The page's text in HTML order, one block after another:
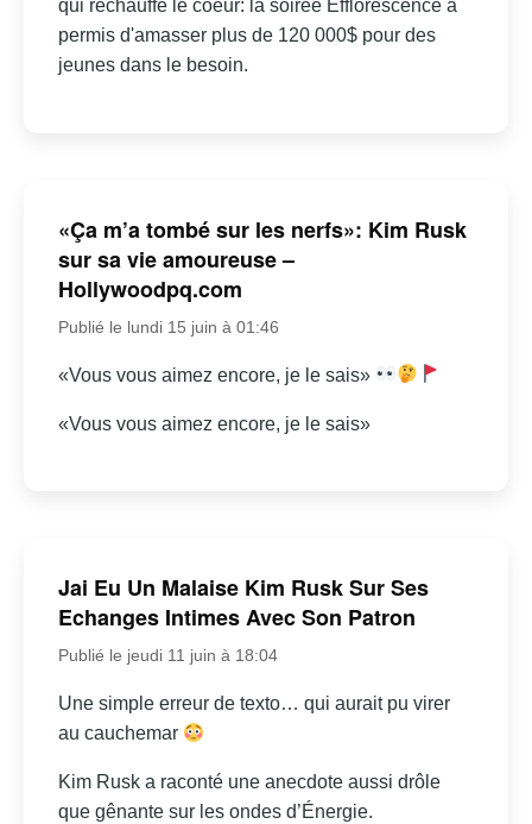
qui réchauffe le coeur: la soirée Efflorescence a
permis d'amasser plus de 120 000$ pour des
jeunes dans le besoin.
«Ça m’a tombé sur les nerfs»: Kim Rusk
sur sa vie amoureuse –
Hollywoodpq.com
Publié le lundi 15 juin à 01:46
«Vous vous aimez encore, je le sais»
«Vous vous aimez encore, je le sais»
Jai Eu Un Malaise Kim Rusk Sur Ses
Echanges Intimes Avec Son Patron
Publié le jeudi 11 juin à 18:04
Une simple erreur de texto… qui aurait pu virer
au cauchemar
Kim Rusk a raconté une anecdote aussi drôle
que gênante sur les ondes d’Énergie.